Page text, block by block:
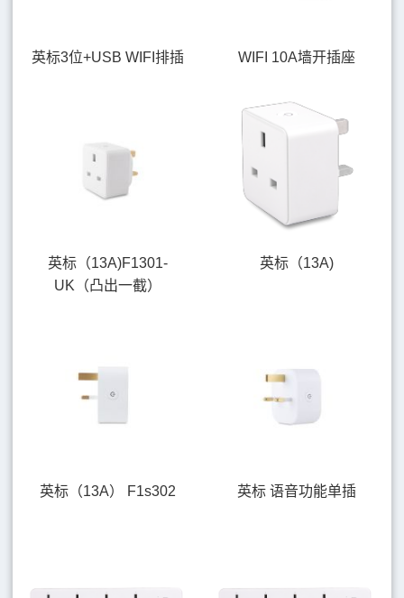
英标3位+USB WIFI排插 WIFI 10A墙开插座
英标（13A)F1301-
UK（凸出一截）
英标（13A)
英标（13A） F1s302 英标 语音功能单插